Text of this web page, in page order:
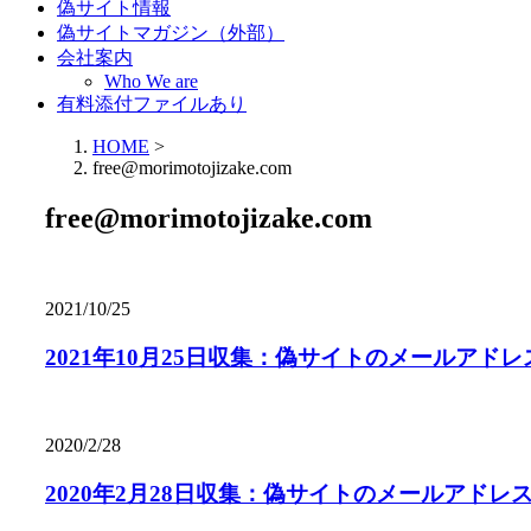
偽サイト情報
偽サイトマガジン（外部）
会社案内
Who We are
有料添付ファイルあり
HOME >
free@morimotojizake.com
free@morimotojizake.com
2021/10/25
2021年10月25日収集：偽サイトのメールアドレ
2020/2/28
2020年2月28日収集：偽サイトのメールアドレ